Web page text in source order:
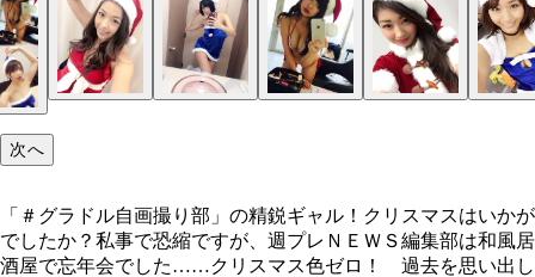
次へ
「＃グラドル自画撮り部」の精鋭ギャル！クリスマスはいかが
でしたか？私事で恐縮ですが、週プレＮＥＷＳ編集部は和風居
酒屋で忘年会でした……クリスマス色ゼロ！ 過去を思い出し